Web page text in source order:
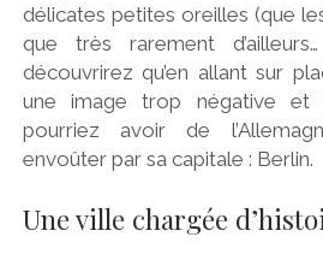
délicates petites oreilles (que
que très rarement
découvrirez qu’en allant sur
une image trop négative et
pourriez avoir de
envoûter par sa capitale : Berlin.
Une ville chargée